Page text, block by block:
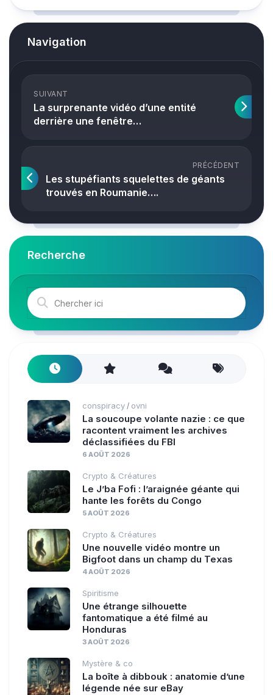
Navigation
SUIVANT
La surprenante vidéo d’une entité
derrière une fenêtre…
PRÉCÉDENT
Les stupéfiants squelettes de géants
trouvés en Roumanie….
Recherche
conspiracy / ovni
La soucoupe volante nazie : ce que
racontent vraiment les archives
déclassifiées du FBI
6 AOÛT 2026
Crypto & Créatures
Le J’ba Fofi : l’araignée géante qui
hante les forêts du Congo
5 AOÛT 2026
Crypto & Créatures
Une nouvelle vidéo montre un
Bigfoot dans un champ du Texas
4 AOÛT 2026
Spiritisme
Une étrange silhouette
fantomatique a été filmé au
Honduras
3 AOÛT 2026
Mystère & co
La boîte à dibbouk : anatomie d’une
légende née sur eBay